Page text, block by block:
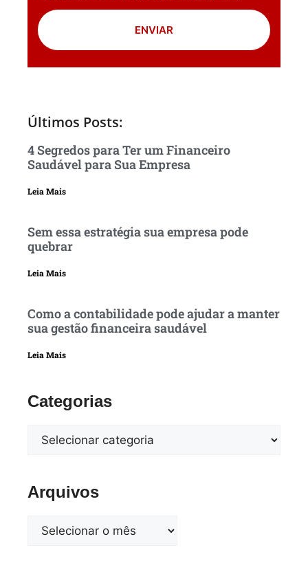
ENVIAR
Últimos Posts:
4 Segredos para Ter um Financeiro
Saudável para Sua Empresa
Leia Mais
Sem essa estratégia sua empresa pode
quebrar
Leia Mais
Como a contabilidade pode ajudar a manter
sua gestão financeira saudável
Leia Mais
Categorias
Arquivos